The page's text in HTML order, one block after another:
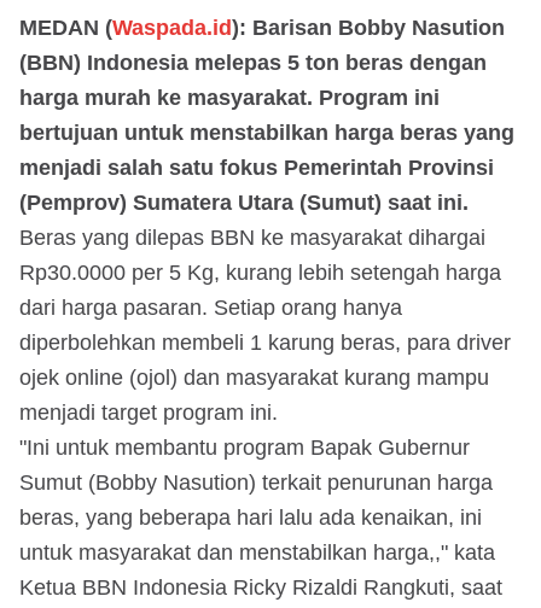
MEDAN (Waspada.id): Barisan Bobby Nasution
(BBN) Indonesia melepas 5 ton beras dengan
harga murah ke masyarakat. Program ini
bertujuan untuk menstabilkan harga beras yang
menjadi salah satu fokus Pemerintah Provinsi
(Pemprov) Sumatera Utara (Sumut) saat ini.
Beras yang dilepas BBN ke masyarakat dihargai
Rp30.0000 per 5 Kg, kurang lebih setengah harga
dari harga pasaran. Setiap orang hanya
diperbolehkan membeli 1 karung beras, para driver
ojek online (ojol) dan masyarakat kurang mampu
menjadi target program ini.
"Ini untuk membantu program Bapak Gubernur
Sumut (Bobby Nasution) terkait penurunan harga
beras, yang beberapa hari lalu ada kenaikan, ini
untuk masyarakat dan menstabilkan harga,," kata
Ketua BBN Indonesia Ricky Rizaldi Rangkuti, saat